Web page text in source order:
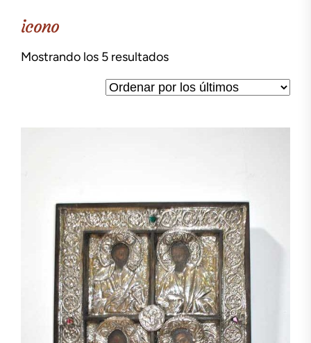
icono
Mostrando los 5 resultadosOrdenado
los